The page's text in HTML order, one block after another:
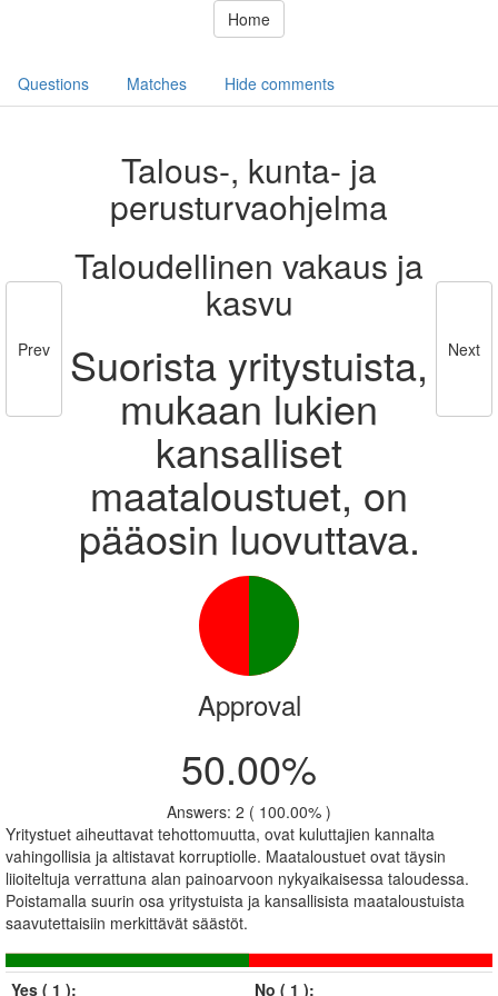
Home
Questions Matches Hide comments
Prev
Talous-, kunta- ja
perusturvaohjelma
Taloudellinen vakaus ja
kasvu
Suorista yritystuista,
mukaan lukien
kansalliset
maataloustuet, on
pääosin luovuttava.
Next
Approval
50.00%
Answers: 2 ( 100.00% )
Yritystuet aiheuttavat tehottomuutta, ovat kuluttajien kannalta
vahingollisia ja altistavat korruptiolle. Maataloustuet ovat täysin
liioiteltuja verrattuna alan painoarvoon nykyaikaisessa taloudessa.
Poistamalla suurin osa yritystuista ja kansallisista maataloustuista
saavutettaisiin merkittävät säästöt.
Yes ( 1 ): No ( 1 ):